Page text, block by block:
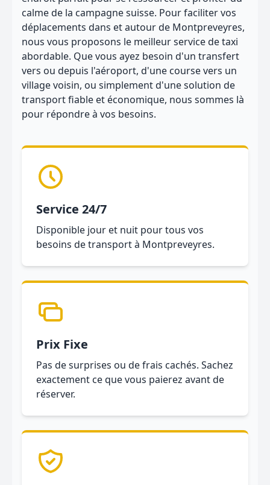
calme de la campagne suisse. Pour faciliter vos
déplacements dans et autour de Montpreveyres,
nous vous proposons le meilleur service de taxi
abordable. Que vous ayez besoin d'un transfert
vers ou depuis l'aéroport, d'une course vers un
village voisin, ou simplement d'une solution de
transport fiable et économique, nous sommes là
pour répondre à vos besoins.
Service 24/7
Disponible jour et nuit pour tous vos
besoins de transport à Montpreveyres.
Prix Fixe
Pas de surprises ou de frais cachés. Sachez
exactement ce que vous paierez avant de
réserver.